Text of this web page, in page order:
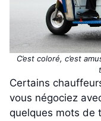
C’est coloré, c’est
Certains
vous négociez
quelques mots de